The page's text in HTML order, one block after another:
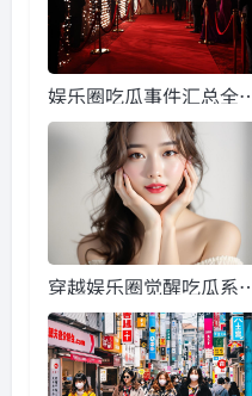
娱乐圈吃瓜事件汇总全
文,揭秘明星幕后真相
穿越娱乐圈觉醒吃瓜系
统,觉醒吃瓜系统带你领
略幕后真相